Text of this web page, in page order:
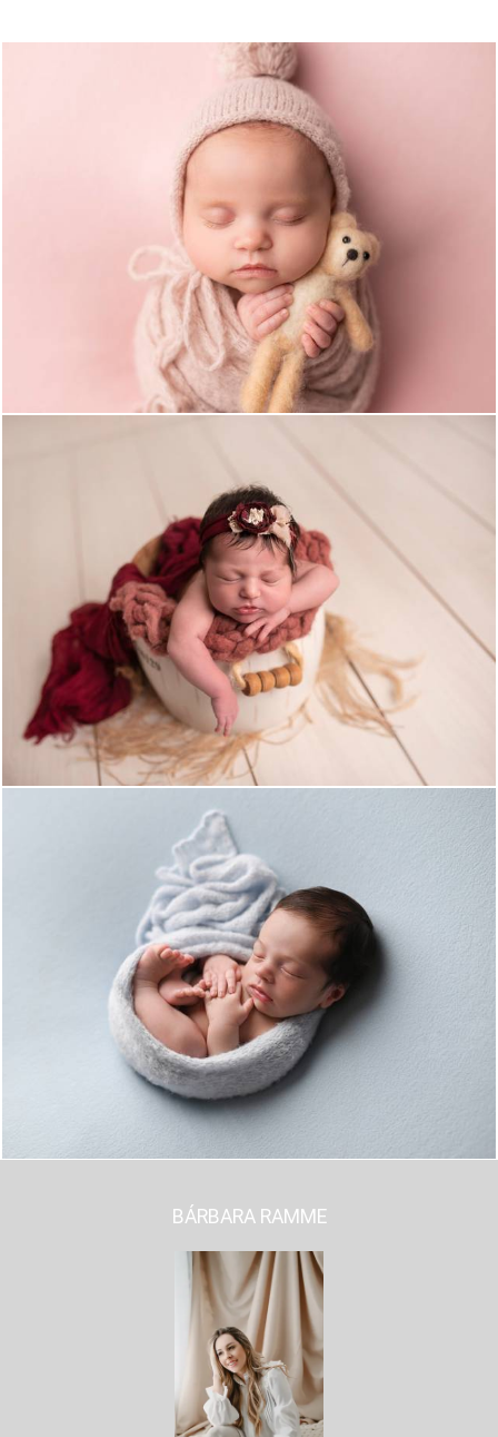
638 0
937 0
518 0
BÁRBARA RAMME